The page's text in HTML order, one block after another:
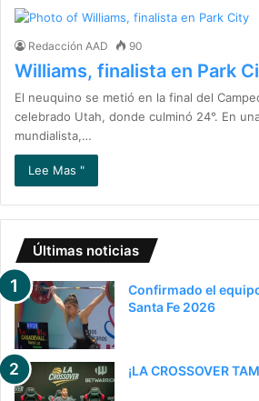
Redacción AAD 90
Williams, finalista en Park
El neuquino se metió en la final del
celebrado Utah, donde culminó 24°. En
mundialista,…
Lee Mas "
Últimas noticias
Confirmado el
Santa Fe 2026
¡LA CROSSOVER